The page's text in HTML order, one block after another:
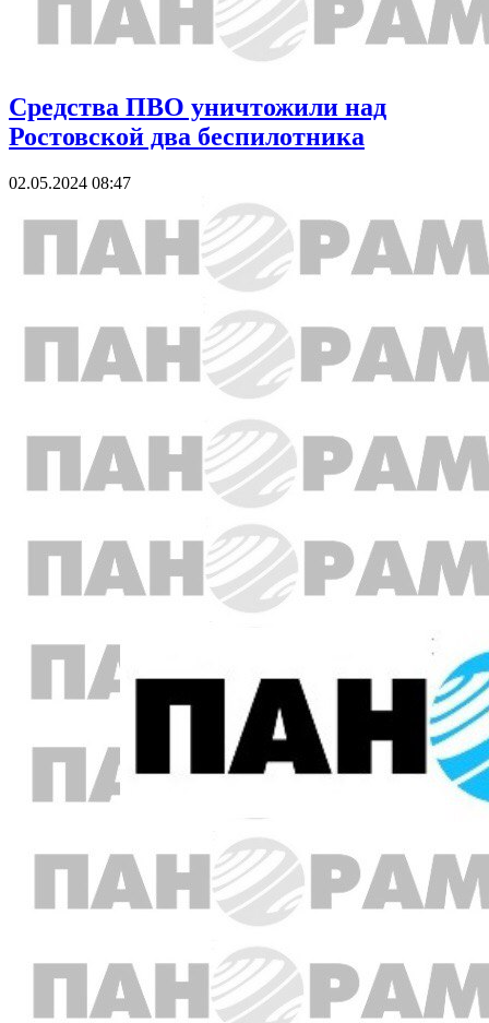
Средства ПВО уничтожили над
Ростовской два беспилотника
02.05.2024 08:47